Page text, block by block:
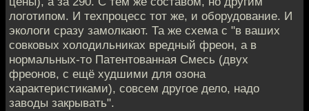
логотипом. И техпроцесс тот же, и оборудование. И
экологи сразу замолкают. Та же схема с "в ваших
совковых холодильниках вредный фреон, а в
нормальных-то Патентованная Смесь (двух
фреонов, с ещё худшими для озона
характеристиками), совсем другое дело, надо
заводы закрывать".